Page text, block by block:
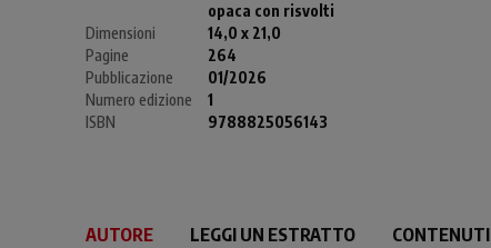
opaca con risvolti
Dimensioni
14,0 x 21,0
Pagine
264
Pubblicazione
01/2026
Numero edizione
1
ISBN
9788825056143
AUTORE LEGGI UN ESTRATTO CONTENUTI